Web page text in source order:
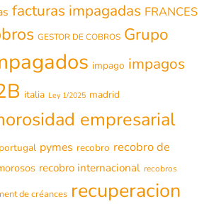
facturas impagadas FRANCES
GESTOR DE COBROS Grupo
impago impagos
italia Ley 1/2025 madrid
empresarial
portugal pymes recobro recobro de
recobro internacional recobros
de créances recuperacion